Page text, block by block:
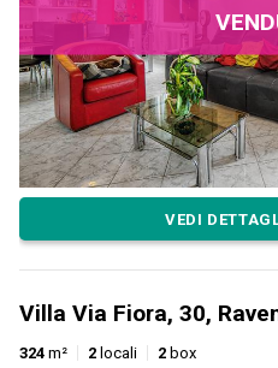
VEDI
Villa Via Fiora, 30,
324 m² 2 locali 2 box